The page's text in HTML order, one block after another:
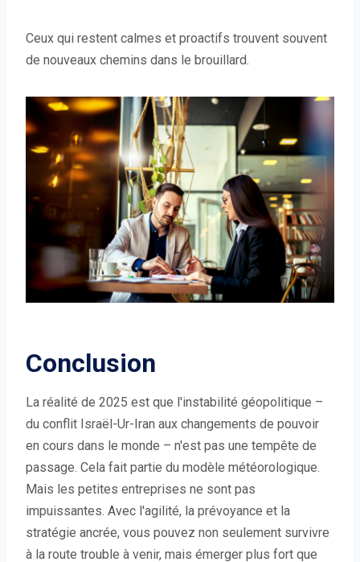
Ceux qui restent calmes et proactifs trouvent souvent
de nouveaux chemins dans le brouillard.
Conclusion
La réalité de 2025 est que l'instabilité géopolitique –
du conflit Israël-Ur-Iran aux changements de pouvoir
en cours dans le monde – n'est pas une tempête de
passage. Cela fait partie du modèle météorologique.
Mais les petites entreprises ne sont pas
impuissantes. Avec l'agilité, la prévoyance et la
stratégie ancrée, vous pouvez non seulement survivre
à la route trouble à venir, mais émerger plus fort que